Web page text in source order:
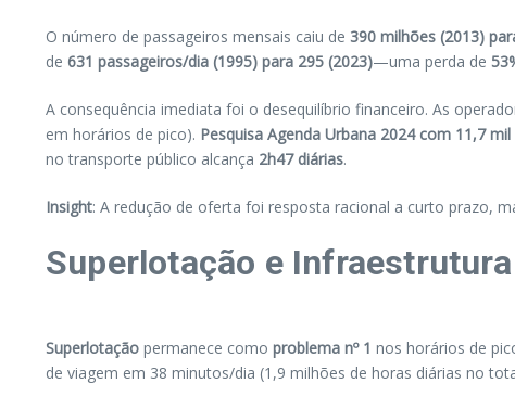
O número de passageiros mensais caiu de 390 milhões (2013)
de 631 passageiros/dia (1995) para 295 (2023)—uma perda de
A consequência imediata foi o desequilíbrio financeiro. As
em horários de pico). Pesquisa Agenda Urbana 2024 com 11,7
no transporte público alcança 2h47 diárias.
Insight: A redução de oferta foi resposta racional a curto prazo,
Superlotação e
Superlotação permanece como problema nº 1 nos horários de
de viagem em 38 minutos/dia (1,9 milhões de horas diárias no